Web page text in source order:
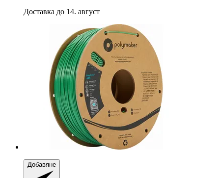
Доставка до 14. август
Добавяне